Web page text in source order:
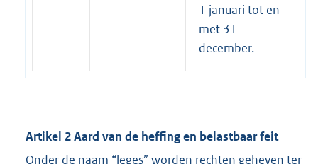
1 januari tot en
met 31
december.
Artikel 2 Aard van de heffing en belastbaar feit
Onder de naam “leges” worden rechten geheven ter